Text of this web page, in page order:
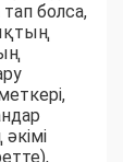
болса,